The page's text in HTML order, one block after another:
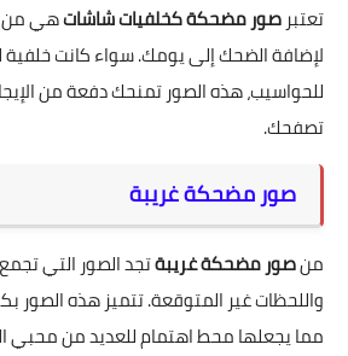
تعتبرصور مضحكة كخلفيات شاشاتهي من
لإضافة الضحك إلى يومك. سواء كانت خلفية
للحواسيب، هذه الصور تمنحك دفعة من
تصفحك.
صور مضحكة غريبة
منصور مضحكة غريبةتجد الصور التي
واللحظات غير المتوقعة. تتميز هذه الصور
مما يجعلها محط اهتمام للعديد من محبي